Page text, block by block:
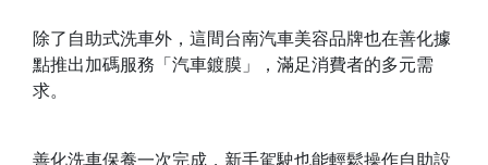
除了自助式洗車外，這間台南汽車美容品牌也在善化據
點推出加碼服務「汽車鍍膜」，滿足消費者的多元需
求。
善化洗車保養一次完成，新手駕駛也能輕鬆操作自助設